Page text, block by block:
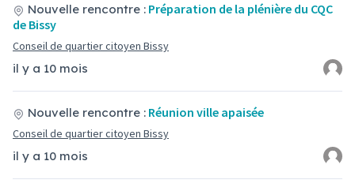
il y a 10 mois
Nouvelle rencontre : Préparation de la plénière du CQC
de Bissy
Conseil de quartier citoyen Bissy
il y a 10 mois
Nouvelle rencontre : Réunion ville apaisée
Conseil de quartier citoyen Bissy